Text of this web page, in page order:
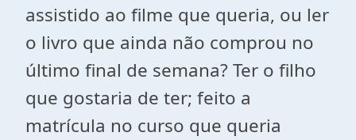
assistido ao filme que queria, ou ler
o livro que ainda não comprou no
último final de semana? Ter o filho
que gostaria de ter; feito a
matrícula no curso que queria